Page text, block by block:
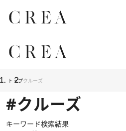
トップクルーズ
#クルーズ
キーワード検索結果